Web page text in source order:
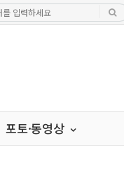
포토·동영상